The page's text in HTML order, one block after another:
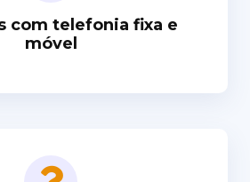
com telefonia fixa e
móvel